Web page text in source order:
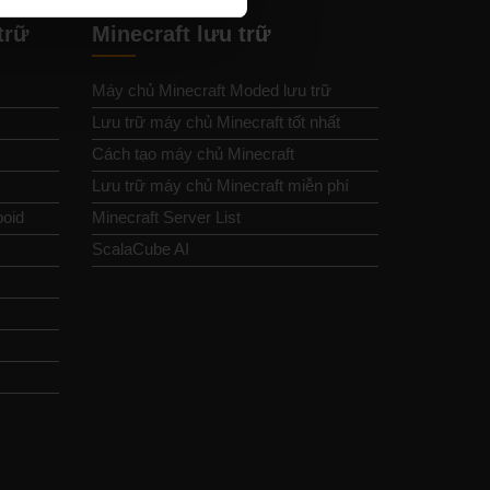
Minecraft lưu trữ
Máy chủ Minecraft Moded lưu trữ
Lưu trữ máy chủ Minecraft tốt nhất
Cách tạo máy chủ Minecraft
Lưu trữ máy chủ Minecraft miễn phí
Minecraft Server List
ScalaCube AI